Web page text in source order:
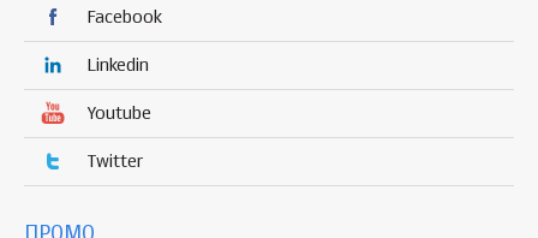
Facebook
Linkedin
Youtube
Twitter